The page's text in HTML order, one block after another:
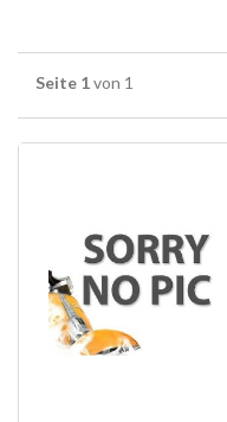
Seite 1von 1